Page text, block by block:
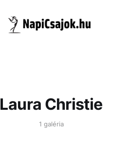
Laura Christie
1 galéria